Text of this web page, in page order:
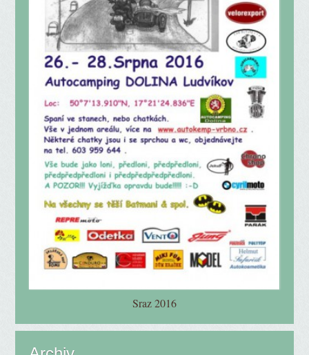
Sraz 2016